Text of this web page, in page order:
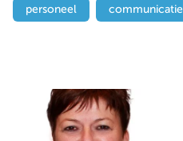
personeel communicatie